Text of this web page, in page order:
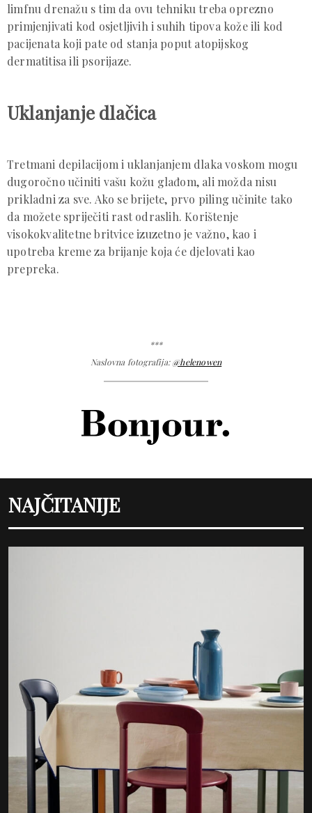
limfnu drenažu s tim da ovu tehniku ​​treba oprezno
primjenjivati ​​kod osjetljivih i suhih tipova kože ili kod
pacijenata koji pate od stanja poput atopijskog
dermatitisa ili psorijaze.
Uklanjanje dlačica
Tretmani depilacijom i uklanjanjem dlaka voskom mogu
dugoročno učiniti vašu kožu glađom, ali možda nisu
prikladni za sve. Ako se brijete, prvo piling učinite tako
da možete spriječiti rast odraslih. Korištenje
visokokvalitetne britvice izuzetno je važno, kao i
upotreba kreme za brijanje koja će djelovati kao
prepreka.
***
Naslovna fotografija:@helenowen
NAJČITANIJE